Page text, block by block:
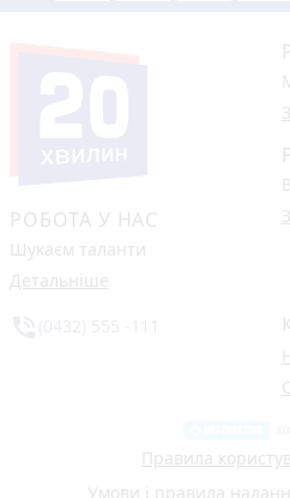
РОБОТА У НАС
Шукаєм таланти
Детальніше
Правила
Умови і правила